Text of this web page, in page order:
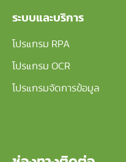
ระบบและบริการ
โปรแกรม RPA
โปรแกรม OCR
โปรแกรมจัดการข้อมูล